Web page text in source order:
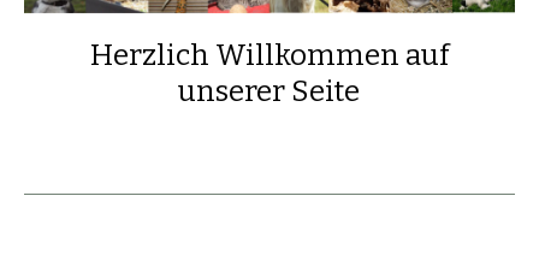
Herzlich Willkommen auf
unserer Seite